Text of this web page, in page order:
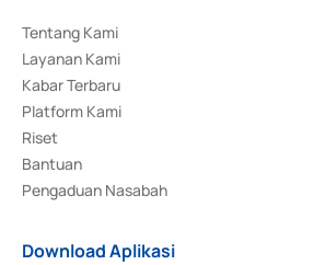
Tentang Kami
Layanan Kami
Kabar Terbaru
Platform Kami
Riset
Bantuan
Pengaduan Nasabah
Download Aplikasi